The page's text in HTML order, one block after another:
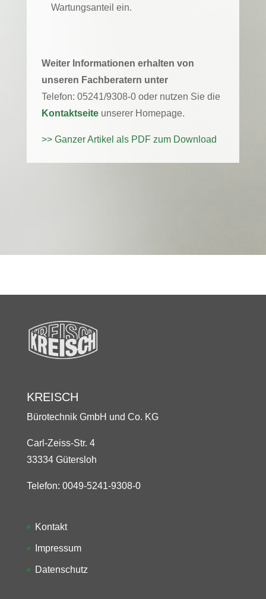
Wartungsanteil ein.
Weiter Informationen erhalten von
unseren Fachberatern unter
Telefon: 05241/9308-0 oder nutzen Sie die
Kontaktseiteunserer Homepage.
>> Ganzer Artikel als PDF zum Download
KREISCH
Bürotechnik GmbH und Co. KG
Carl-Zeiss-Str. 4
33334 Gütersloh
Telefon: 0049-5241-9308-0
Kontakt
Impressum
Datenschutz